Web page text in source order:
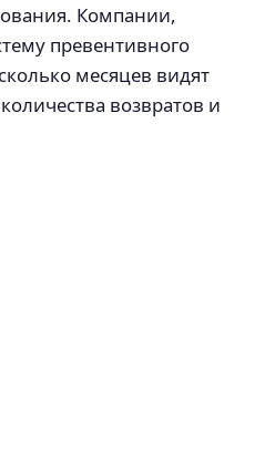
Компании,
превентивного
месяцев видят
возвратов и